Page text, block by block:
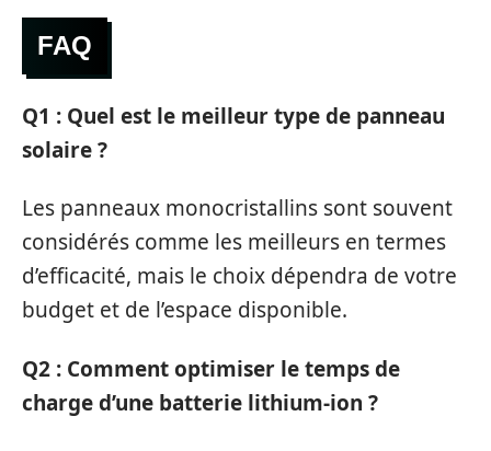
FAQ
Q1 : Quel est le meilleur type de panneau
solaire ?
Les panneaux monocristallins sont souvent
considérés comme les meilleurs en termes
d’efficacité, mais le choix dépendra de votre
budget et de l’espace disponible.
Q2 : Comment optimiser le temps de
charge d’une batterie lithium-ion ?